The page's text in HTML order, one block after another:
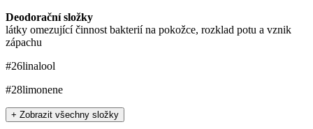
Deodorační složky
látky omezující činnost bakterií na pokožce, rozklad potu a vznik
zápachu
#26linalool
#28limonene
+ Zobrazit všechny složky